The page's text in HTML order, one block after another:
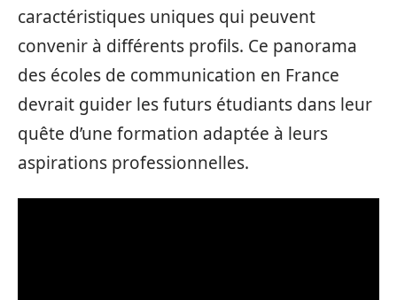
caractéristiques uniques qui peuvent
convenir à différents profils. Ce panorama
des écoles de communication en France
devrait guider les futurs étudiants dans leur
quête d’une formation adaptée à leurs
aspirations professionnelles.